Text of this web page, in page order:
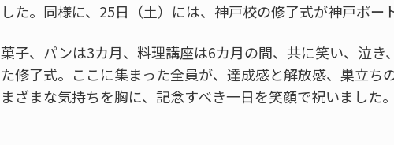
した。同様に、25日（土）には、神戸校の修了式が神戸ポー
菓子、パンは3カ月、料理講座は6カ月の間、共に笑い、泣き
た修了式。ここに集まった全員が、達成感と解放感、巣立ち
まざまな気持ちを胸に、記念すべき一日を笑顔で祝いました。